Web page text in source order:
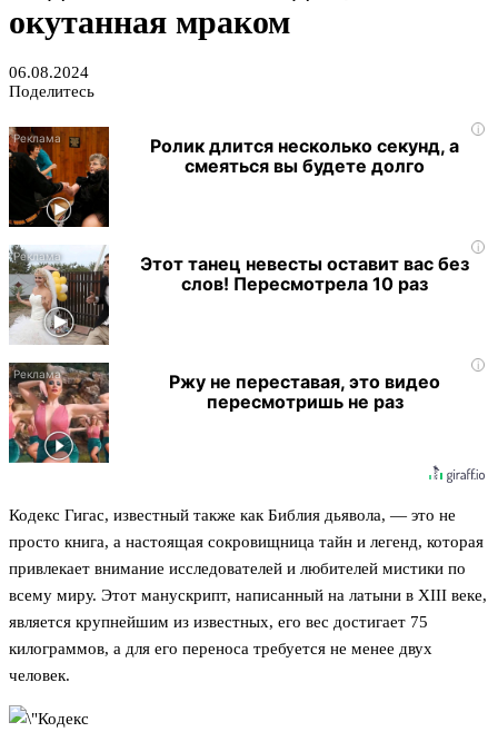
окутанная мраком
06.08.2024
Поделитесь
i
Ролик длится несколько секунд, а
смеяться вы будете долго
i
Этот танец невесты оставит вас без
слов! Пересмотрела 10 раз
i
Ржу не переставая, это видео
пересмотришь не раз
Кодекс Гигас, известный также как Библия дьявола, — это не
просто книга, а настоящая сокровищница тайн и легенд, которая
привлекает внимание исследователей и любителей мистики по
всему миру. Этот манускрипт, написанный на латыни в XIII веке,
является крупнейшим из известных, его вес достигает 75
килограммов, а для его переноса требуется не менее двух
человек.